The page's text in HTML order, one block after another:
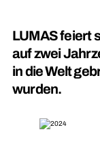
LUMAS feiert
auf zwei
in die Welt
wurden.